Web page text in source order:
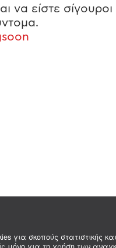
για σκοπούς στατιστικής και
να είστε σίγουροι